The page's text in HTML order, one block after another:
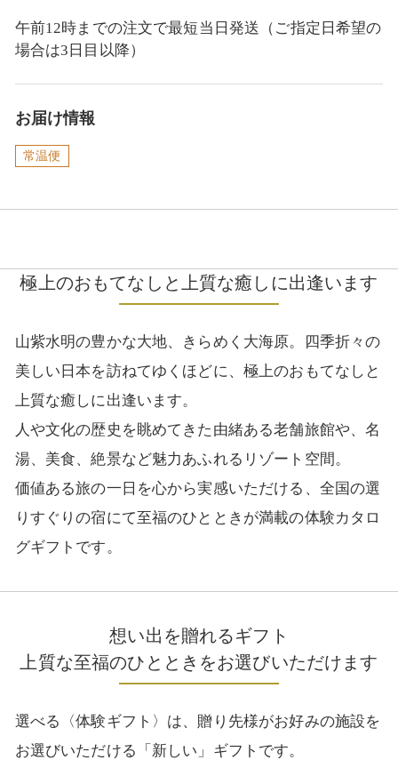
午前12時までの注文で最短当日発送（ご指定日希望の
場合は3日目以降）
お届け情報
常温便
極上のおもてなしと上質な癒しに出逢います
山紫水明の豊かな大地、きらめく大海原。四季折々の
美しい日本を訪ねてゆくほどに、極上のおもてなしと
上質な癒しに出逢います。
人や文化の歴史を眺めてきた由緒ある老舗旅館や、名
湯、美食、絶景など魅力あふれるリゾート空間。
価値ある旅の一日を心から実感いただける、全国の選
りすぐりの宿にて至福のひとときが満載の体験カタロ
グギフトです。
想い出を贈れるギフト
上質な至福のひとときをお選びいただけます
選べる〈体験ギフト〉は、贈り先様がお好みの施設を
お選びいただける「新しい」ギフトです。